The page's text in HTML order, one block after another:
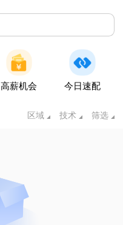
高薪机会 今日速配
区域 技术 筛选